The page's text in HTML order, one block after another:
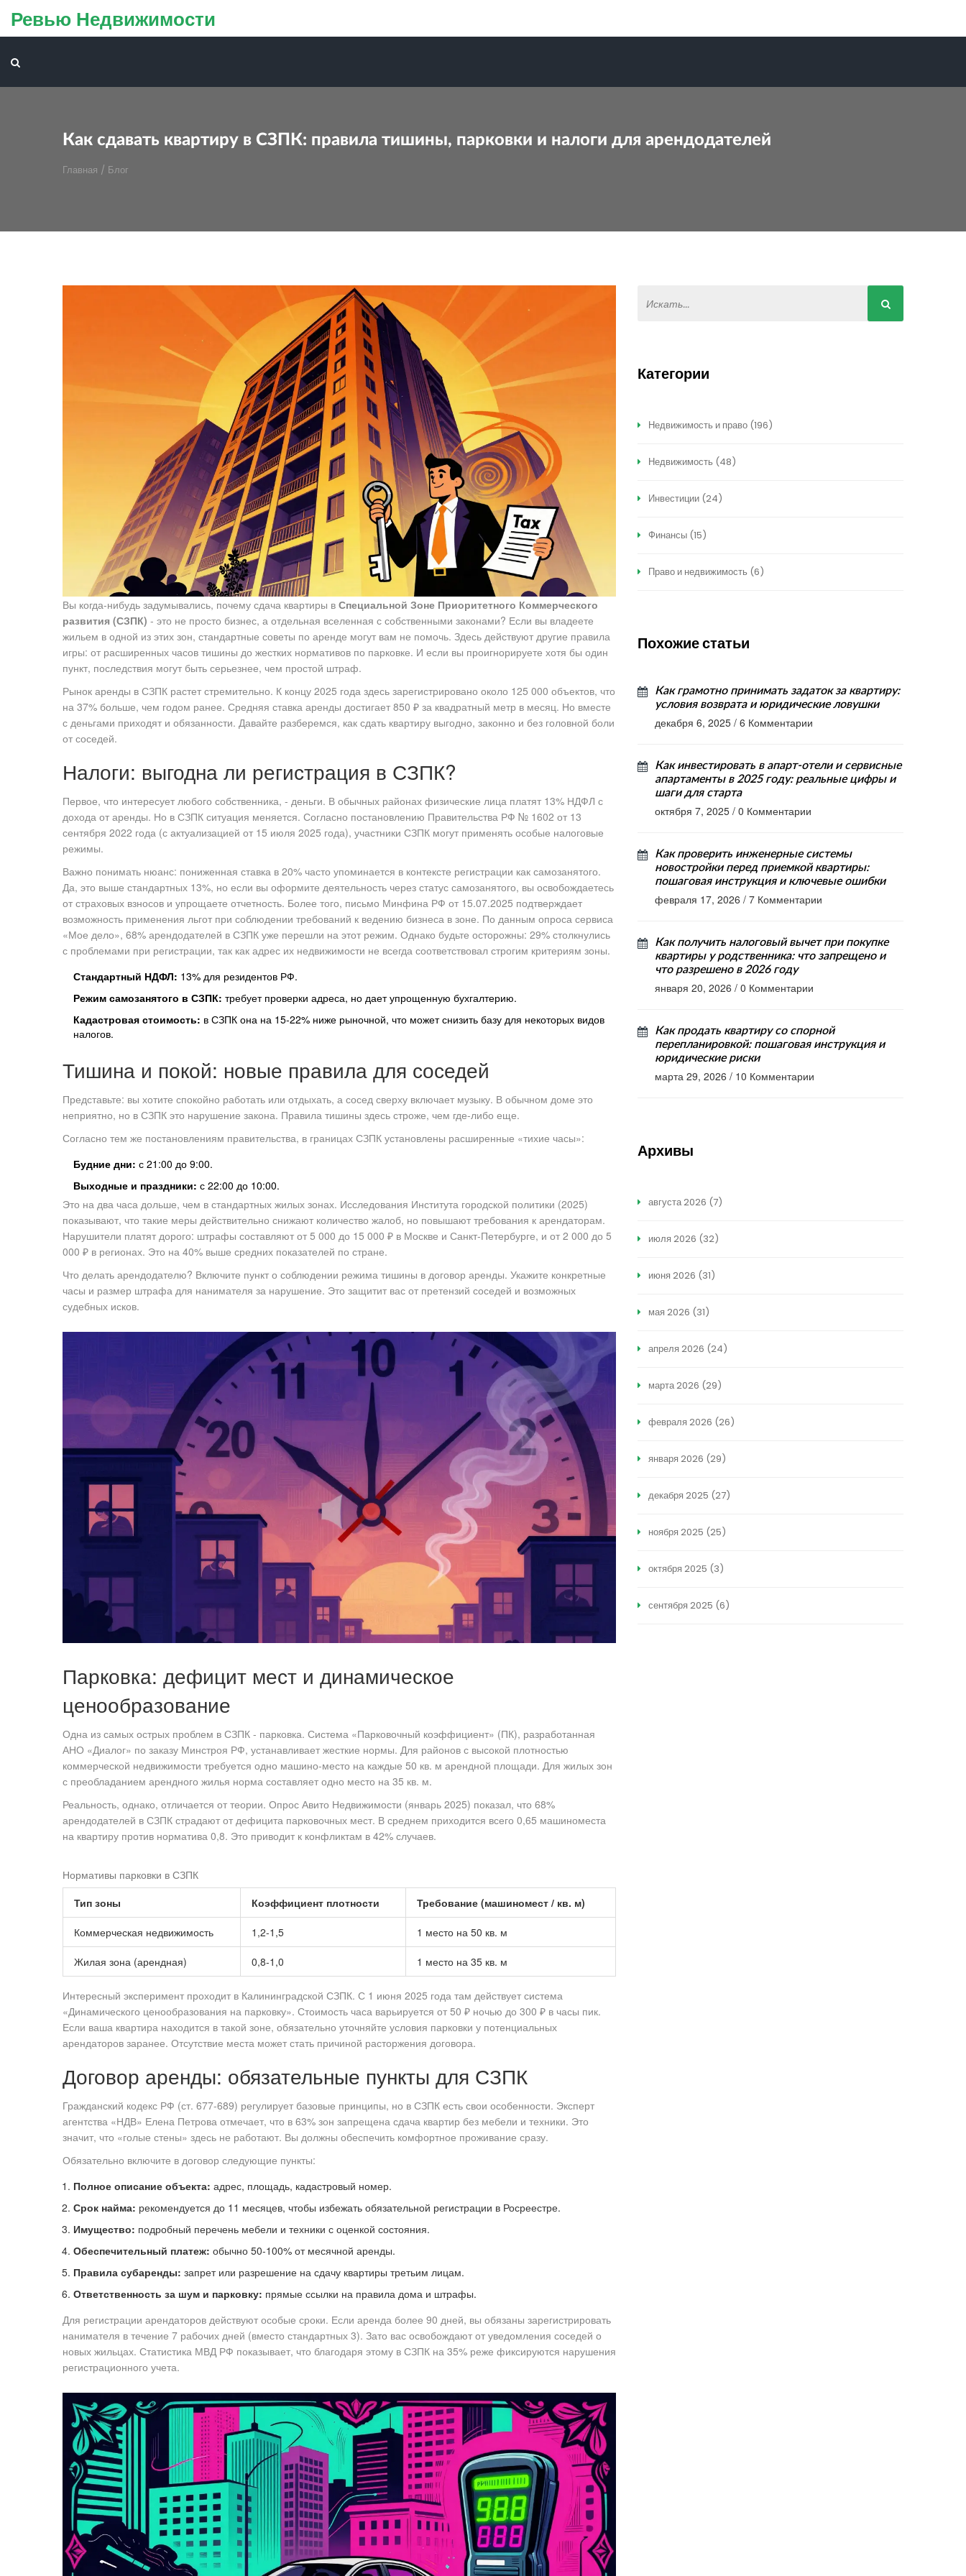
Ревью Недвижимости
Как сдавать квартиру в СЗПК: правила тишины, парковки и налоги для арендодателей
Главная / Блог
Вы когда-нибудь задумывались, почему сдача квартиры в Специальной Зоне Приоритетного Коммерческого
развития (СЗПК) - это не просто бизнес, а отдельная вселенная с собственными законами? Если вы владеете
жильем в одной из этих зон, стандартные советы по аренде могут вам не помочь. Здесь действуют другие правила
игры: от расширенных часов тишины до жестких нормативов по парковке. И если вы проигнорируете хотя бы один
пункт, последствия могут быть серьезнее, чем простой штраф.
Рынок аренды в СЗПК растет стремительно. К концу 2025 года здесь зарегистрировано около 125 000 объектов, что
на 37% больше, чем годом ранее. Средняя ставка аренды достигает 850 ₽ за квадратный метр в месяц. Но вместе
с деньгами приходят и обязанности. Давайте разберемся, как сдать квартиру выгодно, законно и без головной боли
от соседей.
Налоги: выгодна ли регистрация в СЗПК?
Первое, что интересует любого собственника, - деньги. В обычных районах физические лица платят 13% НДФЛ с
дохода от аренды. Но в СЗПК ситуация меняется. Согласно постановлению Правительства РФ № 1602 от 13
сентября 2022 года (с актуализацией от 15 июля 2025 года), участники СЗПК могут применять особые налоговые
режимы.
Важно понимать нюанс: пониженная ставка в 20% часто упоминается в контексте регистрации как самозанятого.
Да, это выше стандартных 13%, но если вы оформите деятельность через статус самозанятого, вы освобождаетесь
от страховых взносов и упрощаете отчетность. Более того, письмо Минфина РФ от 15.07.2025 подтверждает
возможность применения льгот при соблюдении требований к ведению бизнеса в зоне. По данным опроса сервиса
«Мое дело», 68% арендодателей в СЗПК уже перешли на этот режим. Однако будьте осторожны: 29% столкнулись
с проблемами при регистрации, так как адрес их недвижимости не всегда соответствовал строгим критериям зоны.
Стандартный НДФЛ: 13% для резидентов РФ.
Режим самозанятого в СЗПК: требует проверки адреса, но дает упрощенную бухгалтерию.
Кадастровая стоимость: в СЗПК она на 15-22% ниже рыночной, что может снизить базу для некоторых видов
налогов.
Тишина и покой: новые правила для соседей
Представьте: вы хотите спокойно работать или отдыхать, а сосед сверху включает музыку. В обычном доме это
неприятно, но в СЗПК это нарушение закона. Правила тишины здесь строже, чем где-либо еще.
Согласно тем же постановлениям правительства, в границах СЗПК установлены расширенные «тихие часы»:
Будние дни: с 21:00 до 9:00.
Выходные и праздники: с 22:00 до 10:00.
Это на два часа дольше, чем в стандартных жилых зонах. Исследования Института городской политики (2025)
показывают, что такие меры действительно снижают количество жалоб, но повышают требования к арендаторам.
Нарушители платят дорого: штрафы составляют от 5 000 до 15 000 ₽ в Москве и Санкт-Петербурге, и от 2 000 до 5
000 ₽ в регионах. Это на 40% выше средних показателей по стране.
Что делать арендодателю? Включите пункт о соблюдении режима тишины в договор аренды. Укажите конкретные
часы и размер штрафа для нанимателя за нарушение. Это защитит вас от претензий соседей и возможных
судебных исков.
Парковка: дефицит мест и динамическое
ценообразование
Одна из самых острых проблем в СЗПК - парковка. Система «Парковочный коэффициент» (ПК), разработанная
АНО «Диалог» по заказу Минстроя РФ, устанавливает жесткие нормы. Для районов с высокой плотностью
коммерческой недвижимости требуется одно машино-место на каждые 50 кв. м арендной площади. Для жилых зон
с преобладанием арендного жилья норма составляет одно место на 35 кв. м.
Реальность, однако, отличается от теории. Опрос Авито Недвижимости (январь 2025) показал, что 68%
арендодателей в СЗПК страдают от дефицита парковочных мест. В среднем приходится всего 0,65 машиноместа
на квартиру против норматива 0,8. Это приводит к конфликтам в 42% случаев.
Нормативы парковки в СЗПК
Тип зоны
Коэффициент плотности Требование (машиномест / кв. м)
Коммерческая недвижимость 1,2-1,5 1 место на 50 кв. м
Жилая зона (арендная) 0,8-1,0 1 место на 35 кв. м
Интересный эксперимент проходит в Калининградской СЗПК. С 1 июня 2025 года там действует система
«Динамического ценообразования на парковку». Стоимость часа варьируется от 50 ₽ ночью до 300 ₽ в часы пик.
Если ваша квартира находится в такой зоне, обязательно уточняйте условия парковки у потенциальных
арендаторов заранее. Отсутствие места может стать причиной расторжения договора.
Договор аренды: обязательные пункты для СЗПК
Гражданский кодекс РФ (ст. 677-689) регулирует базовые принципы, но в СЗПК есть свои особенности. Эксперт
агентства «НДВ» Елена Петрова отмечает, что в 63% зон запрещена сдача квартир без мебели и техники. Это
значит, что «голые стены» здесь не работают. Вы должны обеспечить комфортное проживание сразу.
Обязательно включите в договор следующие пункты:
Полное описание объекта: адрес, площадь, кадастровый номер.
Срок найма: рекомендуется до 11 месяцев, чтобы избежать обязательной регистрации в Росреестре.
Имущество: подробный перечень мебели и техники с оценкой состояния.
Обеспечительный платеж: обычно 50-100% от месячной аренды.
Правила субаренды: запрет или разрешение на сдачу квартиры третьим лицам.
Ответственность за шум и парковку: прямые ссылки на правила дома и штрафы.
Для регистрации арендаторов действуют особые сроки. Если аренда более 90 дней, вы обязаны зарегистрировать
нанимателя в течение 7 рабочих дней (вместо стандартных 3). Зато вас освобождают от уведомления соседей о
новых жильцах. Статистика МВД РФ показывает, что благодаря этому в СЗПК на 35% реже фиксируются нарушения
регистрационного учета.
Категории
Недвижимость и право (196)
Недвижимость (48)
Инвестиции (24)
Финансы (15)
Право и недвижимость (6)
Похожие статьи
Как грамотно принимать задаток за квартиру:
условия возврата и юридические ловушки
декабря 6, 2025 / 6 Комментарии
Как инвестировать в апарт-отели и сервисные
апартаменты в 2025 году: реальные цифры и
шаги для старта
октября 7, 2025 / 0 Комментарии
Как проверить инженерные системы
новостройки перед приемкой квартиры:
пошаговая инструкция и ключевые ошибки
февраля 17, 2026 / 7 Комментарии
Как получить налоговый вычет при покупке
квартиры у родственника: что запрещено и
что разрешено в 2026 году
января 20, 2026 / 0 Комментарии
Как продать квартиру со спорной
перепланировкой: пошаговая инструкция и
юридические риски
марта 29, 2026 / 10 Комментарии
Архивы
августа 2026 (7)
июля 2026 (32)
июня 2026 (31)
мая 2026 (31)
апреля 2026 (24)
марта 2026 (29)
февраля 2026 (26)
января 2026 (29)
декабря 2025 (27)
ноября 2025 (25)
октября 2025 (3)
сентября 2025 (6)